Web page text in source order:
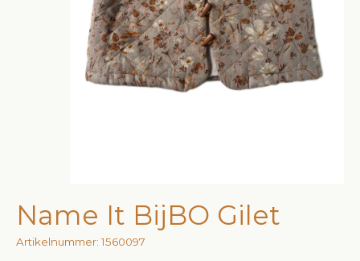
Name It BijBO Gilet
Artikelnummer: 1560097